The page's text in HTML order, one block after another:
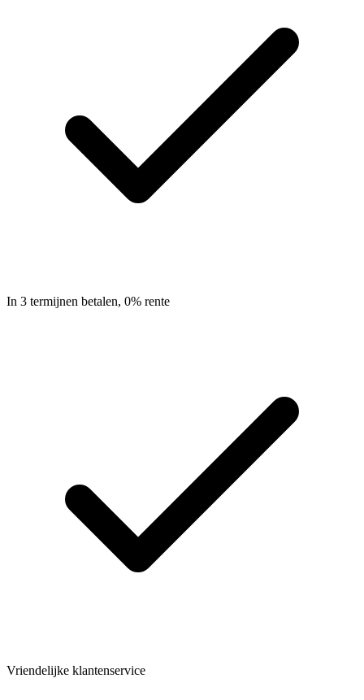
In 3 termijnen betalen, 0% rente
Vriendelijke klantenservice